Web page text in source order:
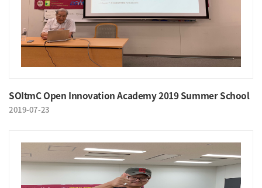
SOItmC Open Innovation Academy 2019 Summer School
2019-07-23